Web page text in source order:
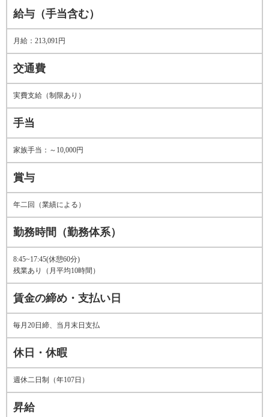
給与（手当含む）
月給：213,091円
交通費
実費支給（制限あり）
手当
家族手当：～10,000円
賞与
年二回（業績による）
勤務時間（勤務体系）
8:45~17:45(休憩60分)
残業あり（月平均10時間）
賃金の締め・支払い日
毎月20日締、当月末日支払
休日・休暇
週休二日制（年107日）
昇給